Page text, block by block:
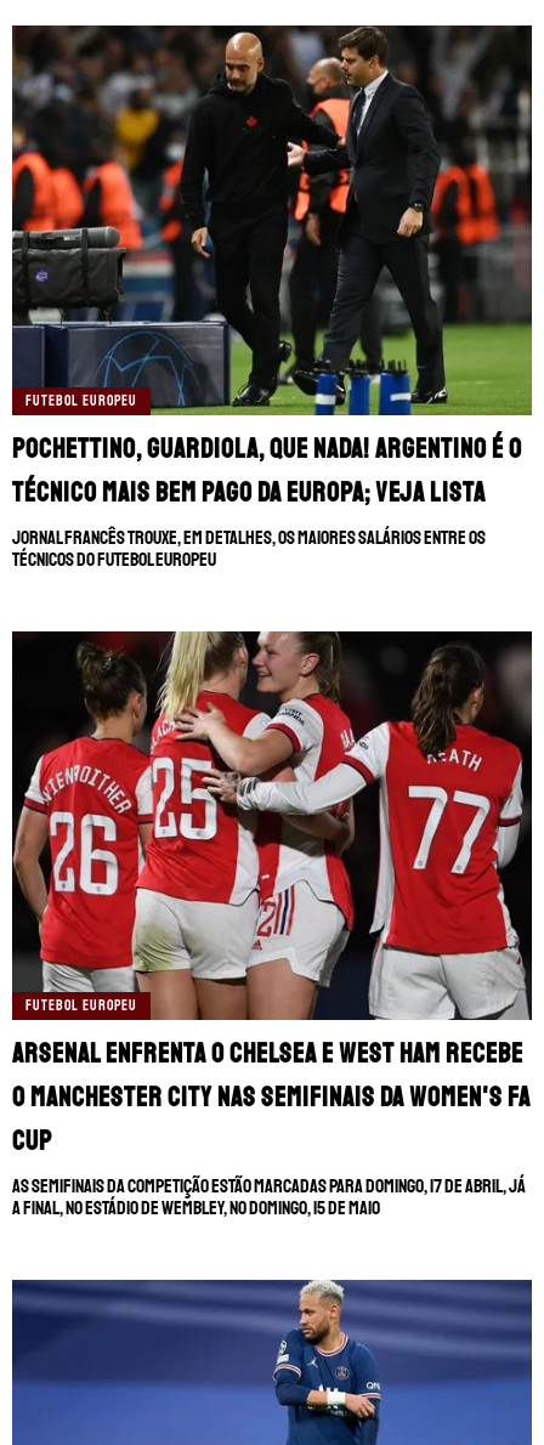
FUTEBOL EUROPEU
Pochettino, Guardiola, que nada! Argentino é o
técnico mais bem pago da Europa; Veja lista
Jornal francês trouxe, em detalhes, os maiores salários entre os
técnicos do futebol europeu
FUTEBOL EUROPEU
Arsenal enfrenta o Chelsea e West Ham recebe
o Manchester City nas semifinais da Women's FA
Cup
As semifinais da competição estão marcadas para domingo, 17 de abril, já
a final, no Estádio de Wembley, no domingo, 15 de maio